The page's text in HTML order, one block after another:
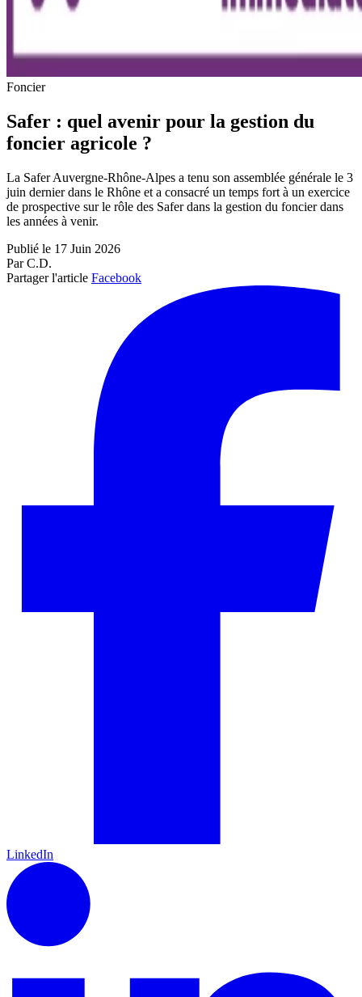
Foncier
Safer : quel avenir pour la gestion du
foncier agricole ?
La Safer Auvergne-Rhône-Alpes a tenu son assemblée générale le 3
juin dernier dans le Rhône et a consacré un temps fort à un exercice
de prospective sur le rôle des Safer dans la gestion du foncier dans
les années à venir.
Publié le 17 Juin 2026
Par C.D.
Partager l'article Facebook
LinkedIn